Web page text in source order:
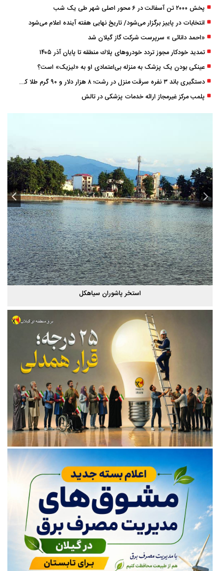
پخش ۲۰۰۰ تن آسفالت در ۶ محور اصلی شهر طی یک شب
انتخابات در پاییز برگزار می‌شود/ تاریخ نهایی هفته آینده اعلام می‌شود
«احمد دانائی » سرپرست شرکت گاز گیلان شد
تمدید خودكار مجوز تردد خودروهای پلاك منطقه تا پایان آذر ۱۴۰۵
عینکی‌ بودن یک پزشک به منزله بی‌اعتمادی او به «لیزیک» است؟
دستگیری باند ۳ نفره سرقت منزل در رشت؛ ۸ هزار دلار و ۹۰ گرم طلا کشف شد
پلمب مرکز غیرمجاز ارائه خدمات پزشکی در تالش
پاییز هزار رنگ گیلان